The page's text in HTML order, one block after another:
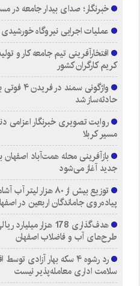
خبرنگار؛ صدای بیدار جامعه در
عملیات اجرایی نیروگاه
افتخارآفرینی تیم جامعه کار و
کریم کارگران کشور
واژگونی
حادثه‌ساز شد
روایت تصویری خبرنگار اعزامی
مسیر کربلا
جدید آغاز می‌شود
توزیع بیش از ۸۰ هزار
پیاده‌روی جاماندگان اربعین در
هدف‌گذاری 178 هزار
طرح‌های آب و فاضلاب اصفهان
رد رشوه ۴ سکه بهار
سلامت اداری معامله‌پذیر نیست